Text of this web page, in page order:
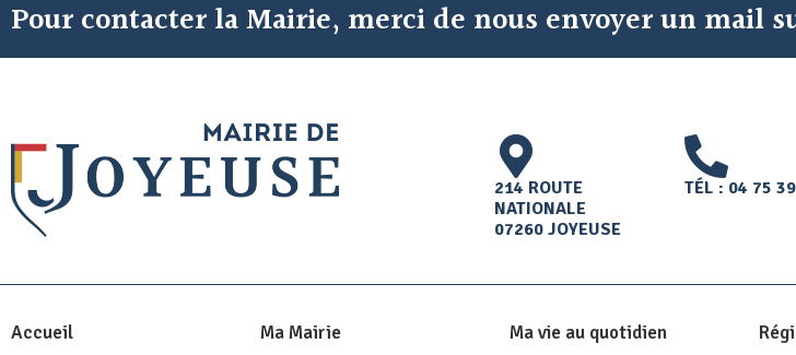
Pour contacter la Mairie, merci de nous envoyer un mail
214 ROUTE
NATIONALE
07260 JOYEUSE
TÉL : 04 75
Accueil Ma Mairie Ma vie au quotidien